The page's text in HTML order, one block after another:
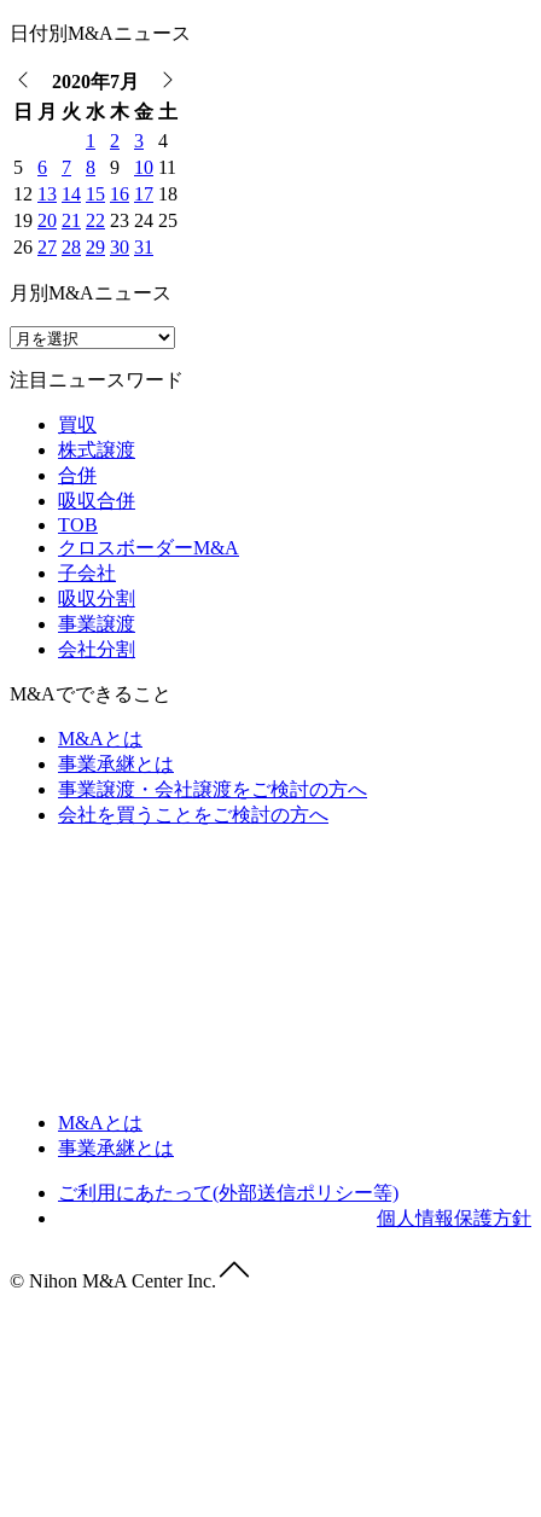
日付別M&Aニュース
2020年7月
日
月 火 水 木 金 土
1
2 3
4
5
6 7 8 9 10 11
12 13 14 15 16 17 18
19 20 21 22 23 24 25
26 27 28 29 30 31
月別M&Aニュース
注目ニュースワード
買収
株式譲渡
合併
吸収合併
TOB
クロスボーダーM&A
子会社
吸収分割
事業譲渡
会社分割
M&Aでできること
M&Aとは
事業承継とは
事業譲渡・会社譲渡をご検討の方へ
会社を買うことをご検討の方へ
M&Aとは
事業承継とは
ご利用にあたって(外部送信ポリシー等)
個人情報保護方針
© Nihon M&A Center Inc.